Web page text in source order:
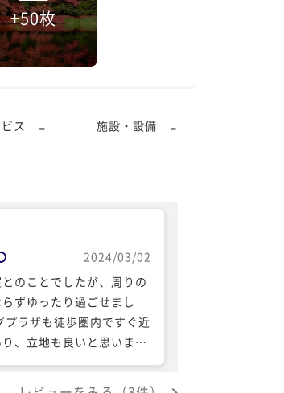
+50枚
ス - 施設・設備 -
2024/03/02
のことでしたが、周りの
ずゆったり過ごせまし
プラザも徒歩圏内ですぐ近
、立地も良いと思いま
用の方が多かったせい
裕があり良かったです。ス